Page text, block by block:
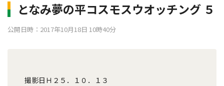
となみ夢の平コスモスウオッチング ５
公開日時：2017年10月18日 10時40分
撮影日Ｈ２５．１０．１３